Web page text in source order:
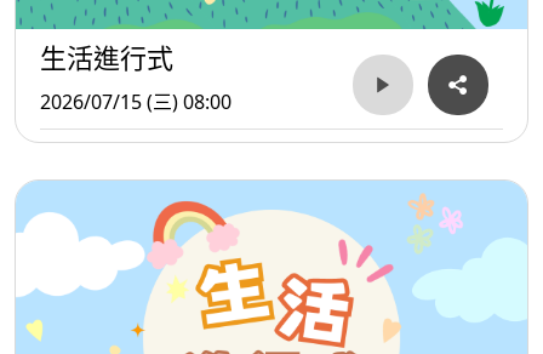
生活進行式
2026/07/15 (三) 08:00